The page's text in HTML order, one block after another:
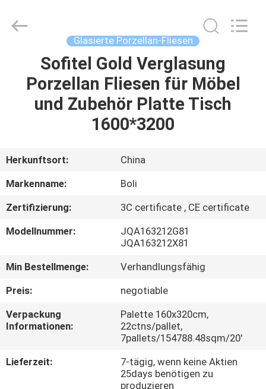
HAUSE
VIDEOS
UNS
QUALITÄTSKONTROLLE
KONTAKT
UNS
CERAMICS
CO.,LTD..
Glasierte Porzellan-Fliesen
Sofitel Gold Verglasung
Porzellan Fliesen für Möbel
und Zubehör Platte Tisch
1600*3200
Herkunftsort:
China
Markenname:
Boli
Zertifizierung:
3C certificate , CE certificate
Modellnummer:
JQA163212G81
JQA163212X81
Min Bestellmenge:
Verhandlungsfähig
Preis:
negotiable
Verpackung
Informationen:
Palette 160x320cm,
22ctns/pallet,
7pallets/154788.48sqm/20'
Lieferzeit:
7-tägig, wenn keine Aktien
25days benötigen zu
produzieren